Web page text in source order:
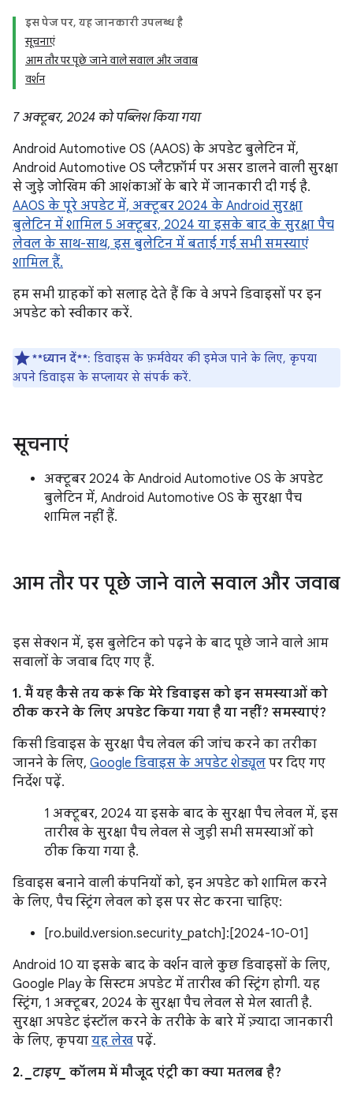
इस पेज पर, यह जानकारी उपलब्ध है
सूचनाएं
आम तौर पर पूछे जाने वाले सवाल और जवाब
वर्शन
7 अक्टूबर, 2024 को पब्लिश किया गया
Android Automotive OS (AAOS) के अपडेट बुलेटिन में,
Android Automotive OS प्लैटफ़ॉर्म पर असर डालने वाली सुरक्षा
से जुड़े जोखिम की आशंकाओं के बारे में जानकारी दी गई है.
AAOS के पूरे अपडेट में, अक्टूबर 2024 के Android सुरक्षा
बुलेटिन में शामिल 5 अक्टूबर, 2024 या इसके बाद के सुरक्षा पैच
लेवल के साथ-साथ, इस बुलेटिन में बताई गई सभी समस्याएं
शामिल हैं.
हम सभी ग्राहकों को सलाह देते हैं कि वे अपने डिवाइसों पर इन
अपडेट को स्वीकार करें.
**ध्यान दें**: डिवाइस के फ़र्मवेयर की इमेज पाने के लिए, कृपया
अपने डिवाइस के सप्लायर से संपर्क करें.
सूचनाएं
अक्टूबर 2024 के Android Automotive OS के अपडेट
बुलेटिन में, Android Automotive OS के सुरक्षा पैच
शामिल नहीं हैं.
आम तौर पर पूछे जाने वाले सवाल और जवाब
इस सेक्शन में, इस बुलेटिन को पढ़ने के बाद पूछे जाने वाले आम
सवालों के जवाब दिए गए हैं.
1. मैं यह कैसे तय करूं कि मेरे डिवाइस को इन समस्याओं को
ठीक करने के लिए अपडेट किया गया है या नहीं? समस्याएं?
किसी डिवाइस के सुरक्षा पैच लेवल की जांच करने का तरीका
जानने के लिए, Google डिवाइस के अपडेट शेड्यूल पर दिए गए
निर्देश पढ़ें.
1 अक्टूबर, 2024 या इसके बाद के सुरक्षा पैच लेवल में, इस
तारीख के सुरक्षा पैच लेवल से जुड़ी सभी समस्याओं को
ठीक किया गया है.
डिवाइस बनाने वाली कंपनियों को, इन अपडेट को शामिल करने
के लिए, पैच स्ट्रिंग लेवल को इस पर सेट करना चाहिए:
[ro.build.version.security_patch]:[2024-10-01]
Android 10 या इसके बाद के वर्शन वाले कुछ डिवाइसों के लिए,
Google Play के सिस्टम अपडेट में तारीख की स्ट्रिंग होगी. यह
स्ट्रिंग, 1 अक्टूबर, 2024 के सुरक्षा पैच लेवल से मेल खाती है.
सुरक्षा अपडेट इंस्टॉल करने के तरीके के बारे में ज़्यादा जानकारी
के लिए, कृपया यह लेख पढ़ें.
2. _टाइप_ कॉलम में मौजूद एंट्री का क्या मतलब है?